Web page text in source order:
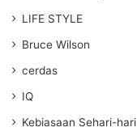
LIFE STYLE
Bruce Wilson
cerdas
IQ
Kebiasaan Sehari-hari